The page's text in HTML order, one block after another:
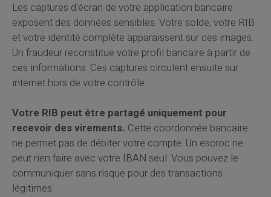
Les captures d'écran de votre application bancaire
exposent des données sensibles. Votre solde, votre RIB
et votre identité complète apparaissent sur ces images.
Un fraudeur reconstitue votre profil bancaire à partir de
ces informations. Ces captures circulent ensuite sur
internet hors de votre contrôle.
Votre RIB peut être partagé uniquement pour
recevoir des virements. Cette coordonnée bancaire
ne permet pas de débiter votre compte. Un escroc ne
peut rien faire avec votre IBAN seul. Vous pouvez le
communiquer sans risque pour des transactions
légitimes.